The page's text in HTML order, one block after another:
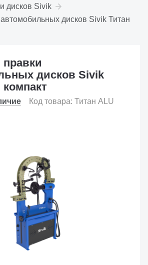
дисков Sivik
дисков Sivik Титан
дисков Sivik
компакт
Код товара: Титан ALU